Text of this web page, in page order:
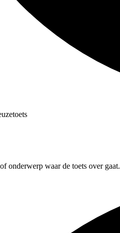
onderwerp waar de toets over gaat.